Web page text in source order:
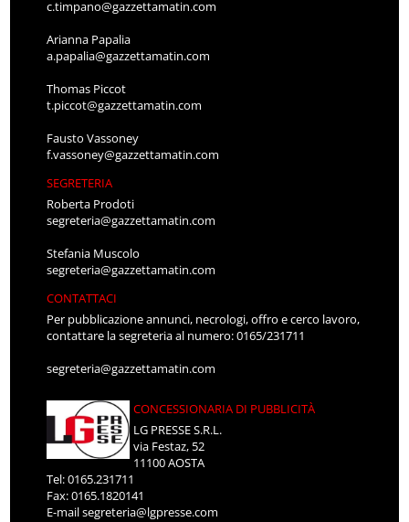
c.timpano@gazzettamatin.com
Arianna Papalia
a.papalia@gazzettamatin.com
Thomas Piccot
t.piccot@gazzettamatin.com
Fausto Vassoney
f.vassoney@gazzettamatin.com
SEGRETERIA
Roberta Prodoti
segreteria@gazzettamatin.com
Stefania Muscolo
segreteria@gazzettamatin.com
CONTATTACI
Per pubblicazione annunci, necrologi, offro e cerco lavoro,
contattare la segreteria al numero: 0165/231711
segreteria@gazzettamatin.com
CONCESSIONARIA DI PUBBLICITÀ
LG PRESSE S.R.L.
via Festaz, 52
11100 AOSTA
Tel: 0165.231711
Fax: 0165.1820141
E-mailsegreteria@lgpresse.com